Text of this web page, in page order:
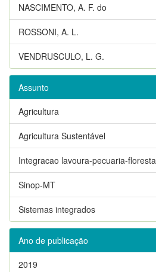
NASCIMENTO, A. F. do
ROSSONI, A. L.
VENDRUSCULO, L. G.
Assunto
Agricultura
Agricultura Sustentável
Integracao lavoura-pecuaria-floresta
Sinop-MT
Sistemas integrados
Ano de publicação
2019